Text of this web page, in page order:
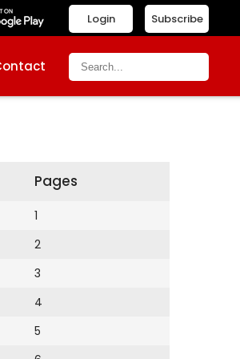
Subscribe
Login
Pages
1
2
3
4
5